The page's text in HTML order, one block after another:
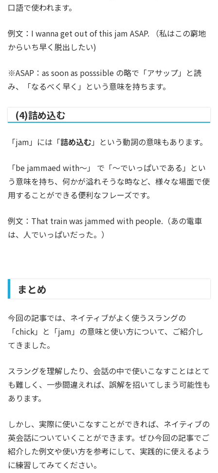
口語で使われます。
例文：I wanna get out of this jam ASAP. （私はこの窮地
からいち早く脱出したい)
※ASAP：as soon as posssible の略で「アサップ」と読
み、「なるべく早く」という意味を持ちます。
(4)詰め込む
「jam」には「詰め込む」という動詞の意味もあります。
「be jammaed with〜」 で「〜でいっぱいである」とい
う意味を持ち、何かが溢れそうな時など、様々な場面で使
用することができる便利なフレーズです。
例文：That train was jammed with people.（あの電車
は、人でいっぱいだった。）
まとめ
今回の記事では、ネイティブがよく使うスラングの
「chick」と「jam」の意味と使い方について、ご紹介し
てきました。
スラングを理解したり、会話の中で使いこなすことはとて
も難しく、一歩間違えれば、誤解を招いてしまう可能性も
あります。
しかし、実際に使いこなすことができれば、ネイティブの
英会話についていくことができます。ぜひ今回の記事でご
紹介した例文や使い方を参考にして、実践的に使えるよう
に練習してみてください。